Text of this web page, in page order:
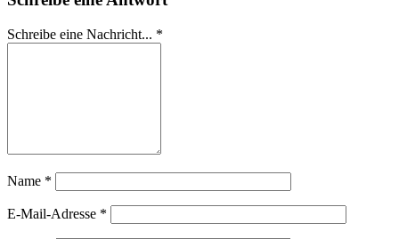
Schreibe eine Nachricht... *
Name *
E-Mail-Adresse *